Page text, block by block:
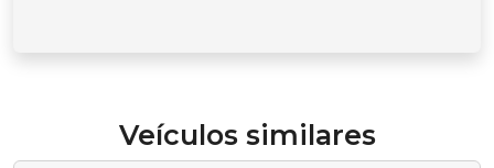
Veículos similares